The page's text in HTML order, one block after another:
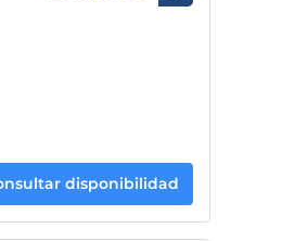
disponibilidad